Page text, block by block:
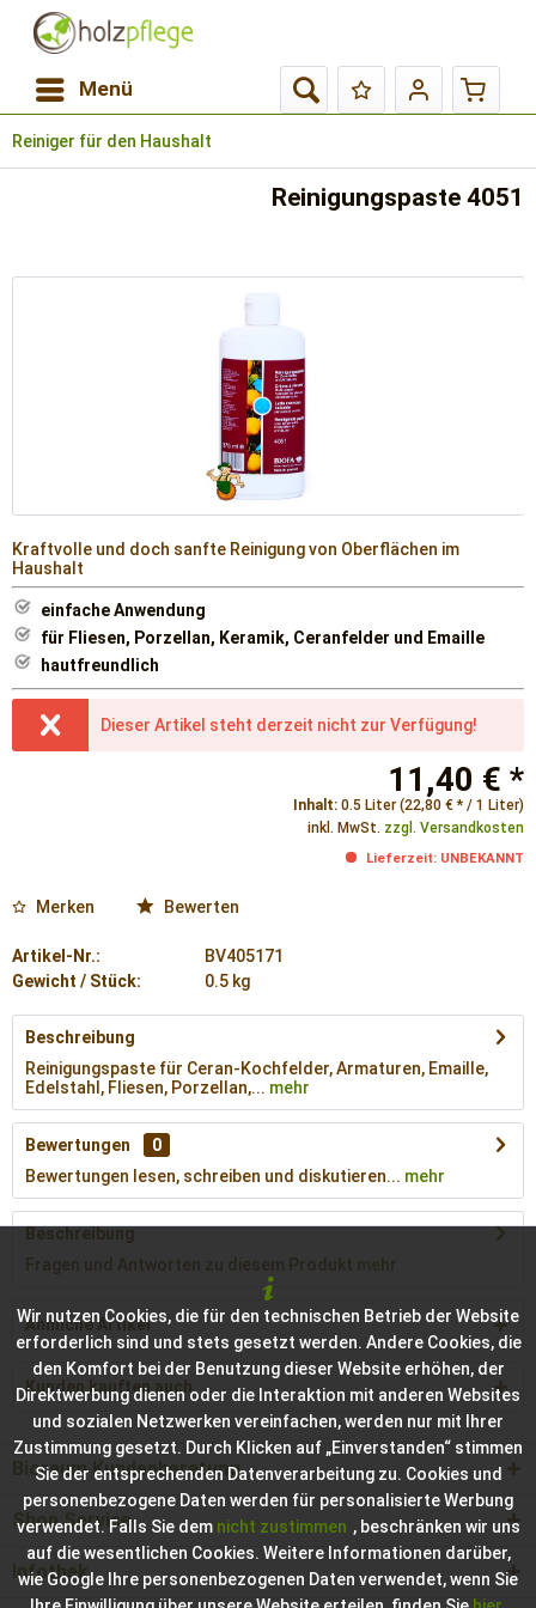
Menü
Reiniger für den Haushalt
Reinigungspaste 4051
Kraftvolle und doch sanfte Reinigung von Oberflächen im
Haushalt
einfache Anwendung
für Fliesen, Porzellan, Keramik, Ceranfelder und Emaille
hautfreundlich
Dieser Artikel steht derzeit nicht zur Verfügung!
11,40 € *
Inhalt: 0.5 Liter (22,80 € * / 1 Liter)
inkl. MwSt. zzgl. Versandkosten
Lieferzeit: UNBEKANNT
Merken Bewerten
Artikel-Nr.:
BV405171
Gewicht / Stück:
0.5 kg
Beschreibung
Reinigungspaste für Ceran-Kochfelder, Armaturen, Emaille,
Edelstahl, Fliesen, Porzellan,... mehr
Bewertungen
0
Bewertungen lesen, schreiben und diskutieren... mehr
Beschreibung
Fragen und Antworten zu diesem Produkt mehr
Ähnliche Artikel
Kunden kauften auch
Bioraum Kundenberatung
Shop Service
Infothek
Wir nutzen Cookies, die für den technischen Betrieb der Website
erforderlich sind und stets gesetzt werden. Andere Cookies, die
den Komfort bei der Benutzung dieser Website erhöhen, der
Direktwerbung dienen oder die Interaktion mit anderen Websites
und sozialen Netzwerken vereinfachen, werden nur mit Ihrer
Zustimmung gesetzt. Durch Klicken auf „Einverstanden“ stimmen
Sie der entsprechenden Datenverarbeitung zu. Cookies und
personenbezogene Daten werden für personalisierte Werbung
verwendet. Falls Sie dem nicht zustimmen , beschränken wir uns
auf die wesentlichen Cookies. Weitere Informationen darüber,
wie Google Ihre personenbezogenen Daten verwendet, wenn Sie